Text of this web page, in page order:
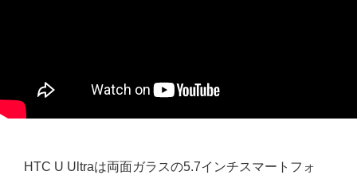
HTC U Ultraは両面ガラスの5.7インチスマートフォ